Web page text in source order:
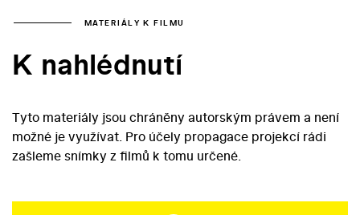
MATERIÁLY K FILMU
K nahlédnutí
Tyto materiály jsou chráněny autorským právem a není
možné je využívat. Pro účely propagace projekcí rádi
zašleme snímky z filmů k tomu určené.